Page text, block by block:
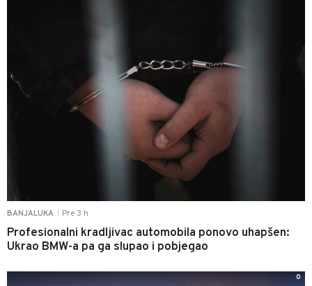
BANJALUKA Pre 3 h
Profesionalni kradljivac automobila ponovo uhapšen:
Ukrao BMW-a pa ga slupao i pobjegao
0